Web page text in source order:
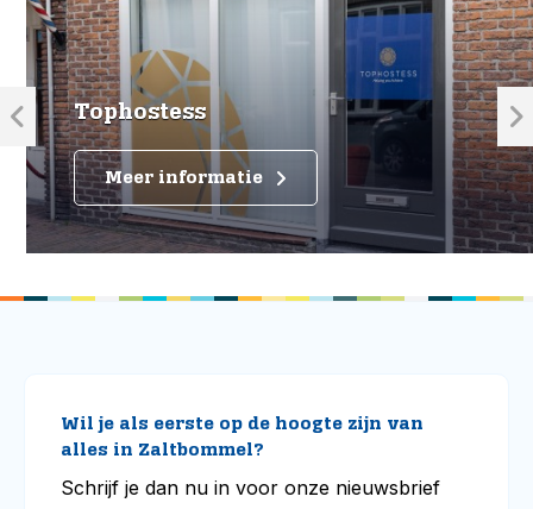
Tophostess
Meer informatie
Wil je als eerste op de hoogte zijn van
alles in Zaltbommel?
Schrijf je dan nu in voor onze nieuwsbrief